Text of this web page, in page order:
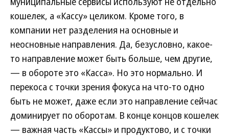
кошелек, а «Кассу» целиком. Кроме того, в
компании нет разделения на основные и
неосновные направления. Да, безусловно, какое-
то направление может быть больше, чем другие,
— в обороте это «Касса». Но это нормально. И
перекоса с точки зрения фокуса на что-то одно
быть не может, даже если это направление сейчас
доминирует по оборотам. В конце концов кошелек
— важная часть «Кассы» и продуктово, и с точки